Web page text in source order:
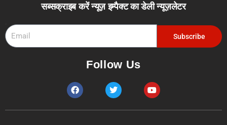
सब्सक्राइब करें न्यूज़ इम्पैक्ट का डेली न्यूज़लेटर
Subscribe
Follow Us
F
a
c
e
T
w
i
t
Y
o
u
t